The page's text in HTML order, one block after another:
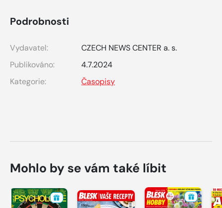
Podrobnosti
Vydavatel:
CZECH NEWS CENTER a. s.
Publikováno:
4.7.2024
Kategorie:
Časopisy
Mohlo by se vám také líbit